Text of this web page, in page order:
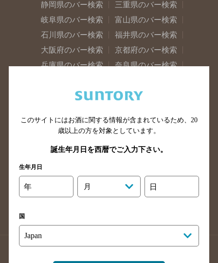
静岡県のバー検索
三重県のバー検索
岐阜県のバー検索
富山県のバー検索
石川県のバー検索
福井県のバー検索
大阪府のバー検索
京都府のバー検索
兵庫県のバー検索
奈良県のバー検索
広島県のバー検索
岡山県のバー検索
島根県のバー検索
徳島県のバー検索
高知県のバー検索
福岡県のバー検索
長崎県のバー検索
大分県のバー検索
熊本県のバー検索
このサイトにはお酒に関する情報が含まれているため、 20
歳以上の方を対象としています。
誕生年月日を西暦でご入力下さい。
生年月日
年 月 日
国